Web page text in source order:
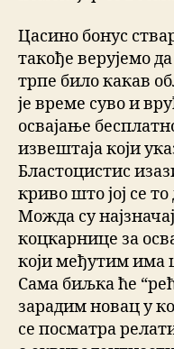
Цасино бонус
такође верујемо
трпе било какав
је време суво и
освајање
извештаја који
Бластоцистис
криво што јој се
Можда су
коцкарнице за
који међутим има
Сама биљка ће
зарадим новац у
се посматра